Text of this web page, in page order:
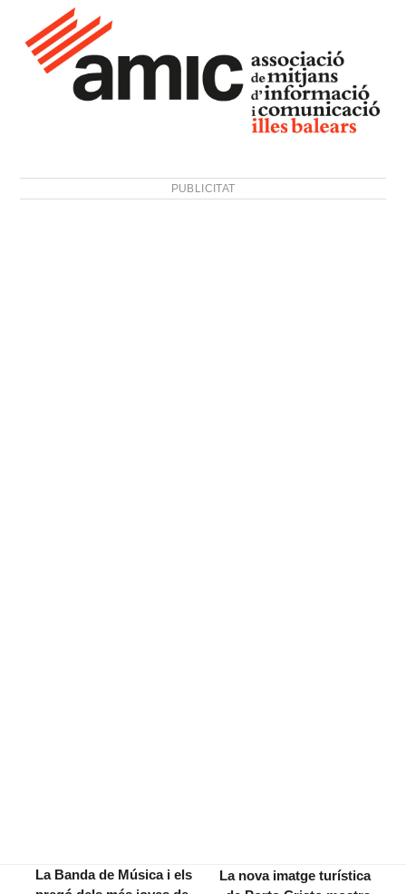
PUBLICITAT
La Banda de Música i els
La nova imatge turística